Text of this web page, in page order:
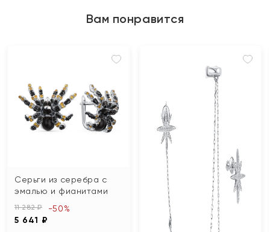
Вам понравится
Серьги из серебра с
эмалью и фианитами
11 282 ₽
5 641 ₽
-50%